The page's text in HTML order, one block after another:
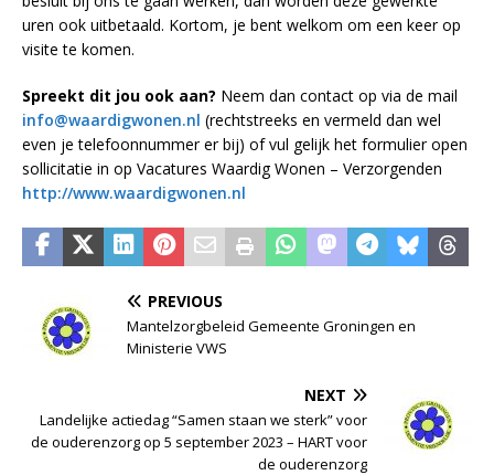
uren ook uitbetaald. Kortom, je bent welkom om een keer op
visite te komen.
Spreekt dit jou ook aan? Neem dan contact op via de mail
info@waardigwonen.nl (rechtstreeks en vermeld dan wel
even je telefoonnummer er bij) of vul gelijk het formulier open
sollicitatie in op Vacatures Waardig Wonen – Verzorgenden
http://www.waardigwonen.nl
PREVIOUS
Mantelzorgbeleid Gemeente Groningen en
Ministerie VWS
NEXT
Landelijke actiedag “Samen staan we sterk” voor
de ouderenzorg op 5 september 2023 – HART voor
de ouderenzorg